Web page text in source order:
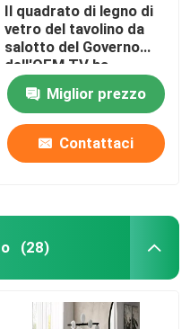
Il quadrato di legno di
vetro del tavolino da
salotto del Governo
dell'OEM TV ha
modellato lo
stoccaggio facile
Miglior prezzo
Contattaci
(28)